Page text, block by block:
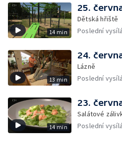
14 min
25.
Dětská hřiště
Poslední
13 min
24.
Lázně
Poslední
14 min
23.
Salátové
Poslední